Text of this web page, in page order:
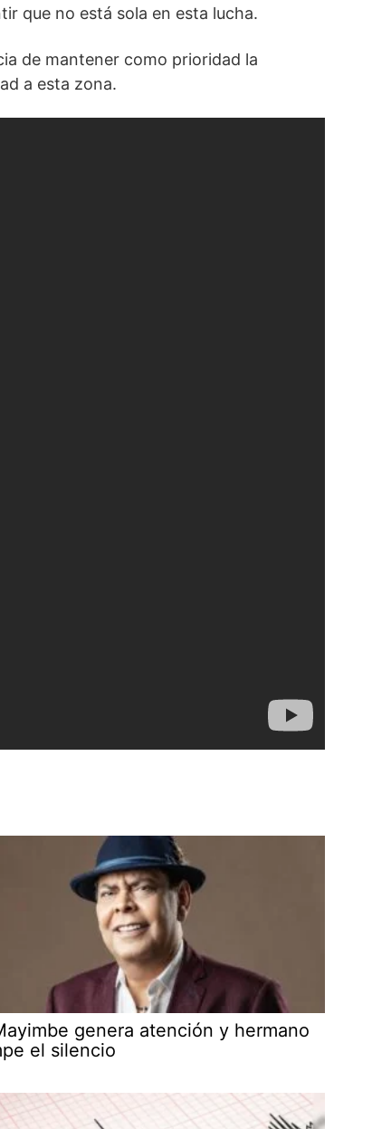
que no está sola en esta lucha.
de mantener como prioridad la
a esta zona.
genera atención y hermano
el silencio